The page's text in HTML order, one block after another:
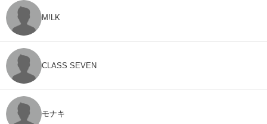
M!LK
CLASS SEVEN
モナキ